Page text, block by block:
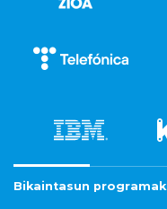
Bikaintasun programak